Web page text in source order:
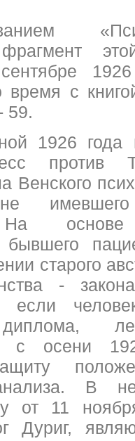
фрагмент
время с
59.
1926
против
Венского
имевшего
На основе
бывшего
старого
-
если
диплома,
с осени
В
от 11
Дуриг,